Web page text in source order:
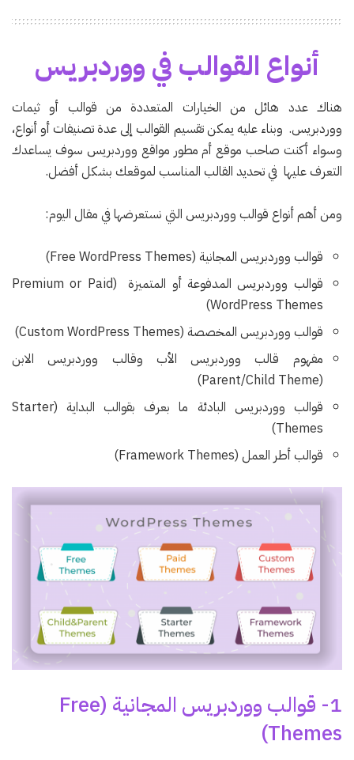
أنواع القوالب في ووردبريس
هناك عدد هائل من الخيارات المتعددة من قوالب أو ثيمات
ووردبريس. وبناء عليه يمكن تقسيم القوالب إلى عدة تصنيفات أو أنواع،
وسواء أكنت صاحب موقع أم مطور مواقع ووردبريس سوف يساعدك
التعرف عليها في تحديد القالب المناسب لموقعك بشكل أفضل.
ومن أهم أنواع قوالب ووردبريس التي نستعرضها في مقال اليوم:
قوالب ووردبريس المجانية (Free WordPress Themes)
قوالب ووردبريس المدفوعة أو المتميزة (Premium or Paid
WordPress Themes)
قوالب ووردبريس المخصصة (Custom WordPress Themes)
مفهوم قالب ووردبريس الأب وقالب ووردبريس الابن
(Parent/Child Theme)
قوالب ووردبريس البادئة ما بعرف بقوالب البداية (Starter
Themes)
قوالب أطر العمل (Framework Themes)
1- قوالب ووردبريس المجانية (Free
Themes)